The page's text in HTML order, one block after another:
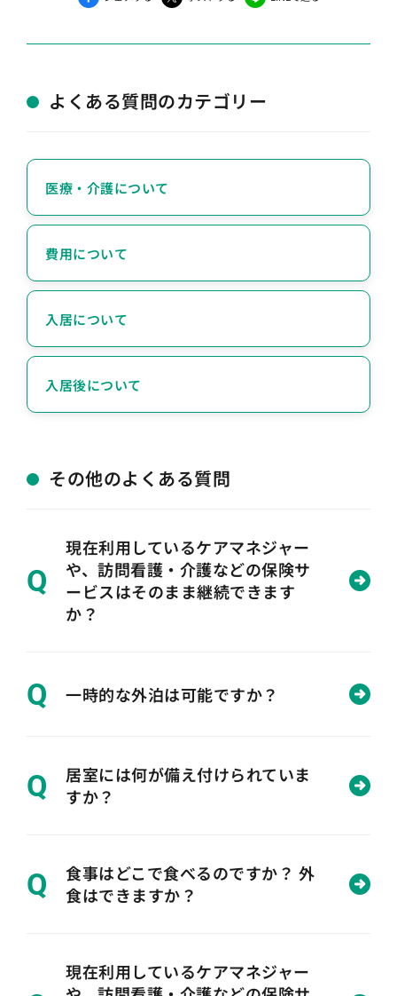
よくある質問のカテゴリー
医療・介護について
費用について
入居について
入居後について
その他のよくある質問
Q
現在利用しているケアマネジャー
や、訪問看護・介護などの保険サ
ービスはそのまま継続できます
か？
Q 一時的な外泊は可能ですか？
Q
居室には何が備え付けられていま
すか？
Q
食事はどこで食べるのですか？ 外
食はできますか？
現在利用しているケアマネジャー